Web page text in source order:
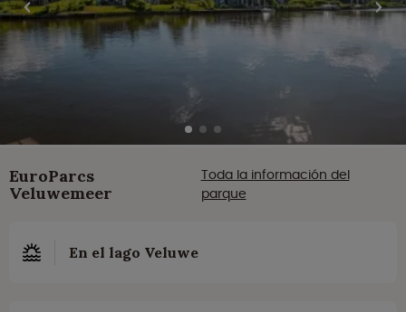
EuroParcs
Veluwemeer
Toda la información del
parque
En el lago Veluwe